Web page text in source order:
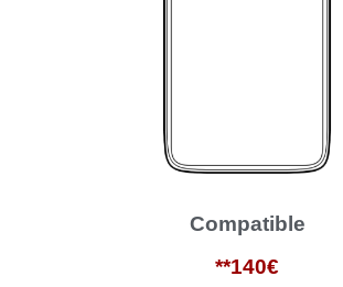
Compatible
**140€